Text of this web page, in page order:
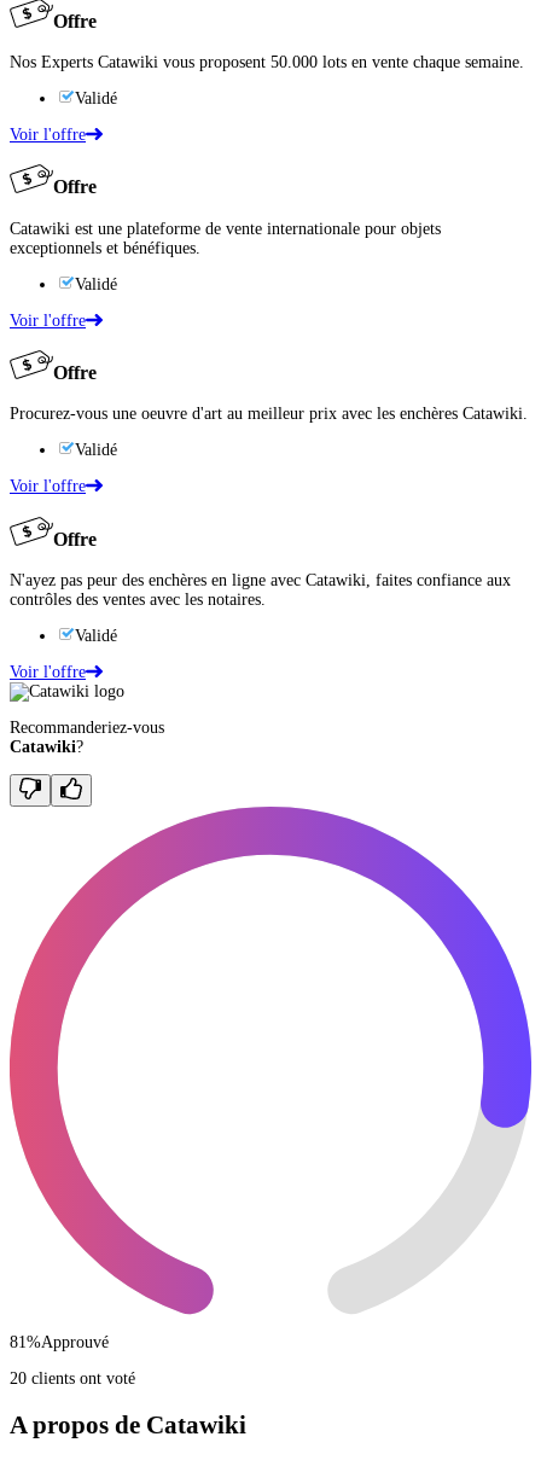
Offre
Nos Experts Catawiki vous proposent 50.000 lots en vente chaque semaine.
Validé
Voir l'offre
Offre
Catawiki est une plateforme de vente internationale pour objets
exceptionnels et bénéfiques.
Validé
Voir l'offre
Offre
Procurez-vous une oeuvre d'art au meilleur prix avec les enchères Catawiki.
Validé
Voir l'offre
Offre
N'ayez pas peur des enchères en ligne avec Catawiki, faites confiance aux
contrôles des ventes avec les notaires.
Validé
Voir l'offre
Recommanderiez-vous
Catawiki?
81%Approuvé
20 clients ont voté
A propos de Catawiki